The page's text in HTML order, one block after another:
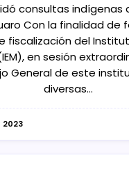
consultas indígenas
Con la finalidad de
fiscalización del
en sesión
General de este
diversas…
2023